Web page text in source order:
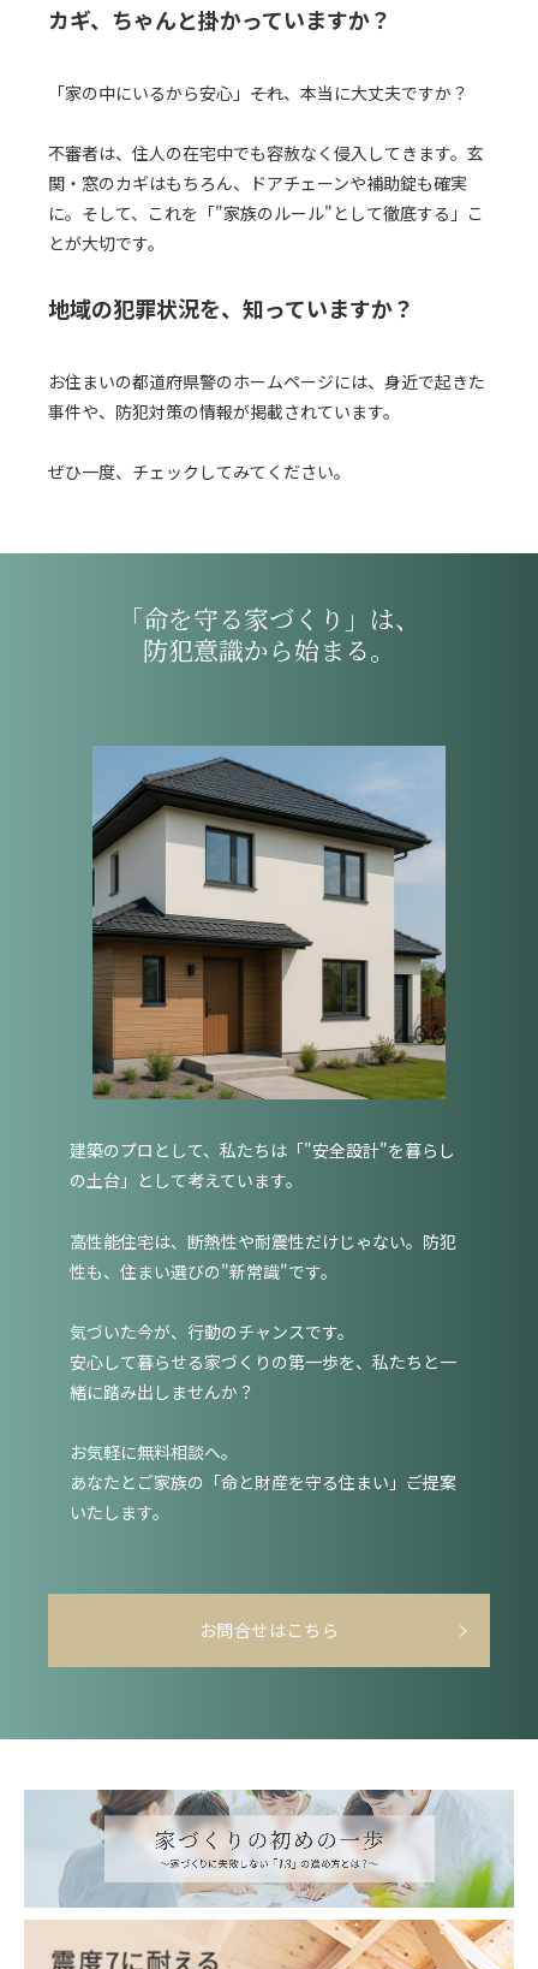
カギ、ちゃんと掛かっていますか？
「家の中にいるから安心」――それ、本当に大丈夫ですか？
不審者は、住人の在宅中でも容赦なく侵入してきます。玄
関・窓のカギはもちろん、ドアチェーンや補助錠も確実
に。そして、これを「"家族のルール"として徹底する」こ
とが大切です。
地域の犯罪状況を、知っていますか？
お住まいの都道府県警のホームページには、身近で起きた
事件や、防犯対策の情報が掲載されています。
ぜひ一度、チェックしてみてください。
「命を守る家づくり」は、
防犯意識から始まる。
建築のプロとして、私たちは「"安全設計"を暮らし
の土台」として考えています。
高性能住宅は、断熱性や耐震性だけじゃない。防犯
性も、住まい選びの"新常識"です。
気づいた今が、行動のチャンスです。
安心して暮らせる家づくりの第一歩を、私たちと一
緒に踏み出しませんか？
お気軽に無料相談へ。
あなたとご家族の「命と財産を守る住まい」――ご提案
いたします。
お問合せはこちら